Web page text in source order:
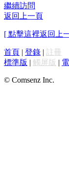
繼續訪問
返回上一頁
[ 點擊這裡返回上
首頁 | 登錄 | 註冊
標準版 | 觸屏版 |
© Comsenz Inc.